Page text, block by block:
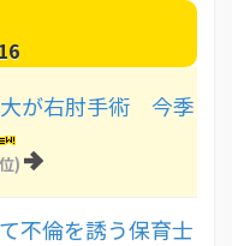
大が右肘手術 今季
)
不倫を誘う保育士